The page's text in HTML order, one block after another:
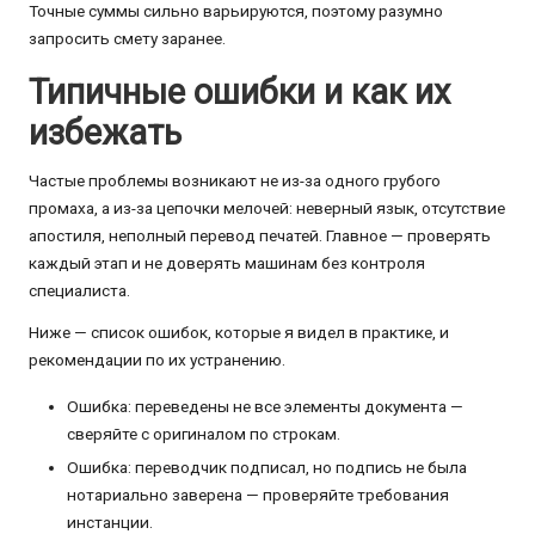
Точные суммы сильно варьируются, поэтому разумно
запросить смету заранее.
Типичные ошибки и как их
избежать
Частые проблемы возникают не из-за одного грубого
промаха, а из-за цепочки мелочей: неверный язык, отсутствие
апостиля, неполный перевод печатей. Главное — проверять
каждый этап и не доверять машинам без контроля
специалиста.
Ниже — список ошибок, которые я видел в практике, и
рекомендации по их устранению.
Ошибка: переведены не все элементы документа —
сверяйте с оригиналом по строкам.
Ошибка: переводчик подписал, но подпись не была
нотариально заверена — проверяйте требования
инстанции.